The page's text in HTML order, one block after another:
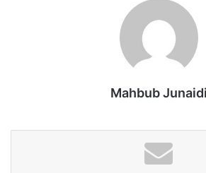
Mahbub Junaidi